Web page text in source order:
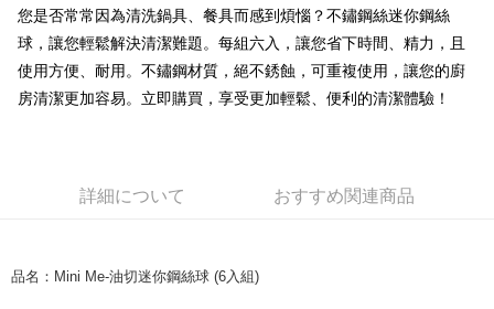
AFTEE代金後払い
説明
3.注文するときのお支払いは不要です。商品はご指定の住所に配送されま
5.商品受け取り時のお支払いは不要です。商品を確かめてから、SMSまた
配送方法
您是否常常因為清洗鍋具、餐具而感到煩惱？不鏽鋼絲迷你鋼絲
球，讓您輕鬆解決清潔難題。每組六入，讓您省下時間、精力，且
使用方便、耐用。不鏽鋼材質，絕不銹蝕，可重複使用，讓您的廚
房清潔更加容易。立即購買，享受更加輕鬆、便利的清潔體驗！
詳細について おすすめ関連商品
品名：Mini Me-油切迷你鋼絲球 (6入組)